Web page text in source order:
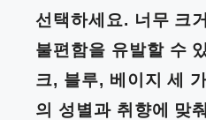
선택하세요. 너무 크
불편함을 유발할 수
크, 블루, 베이지 세
의 성별과 취향에 맞